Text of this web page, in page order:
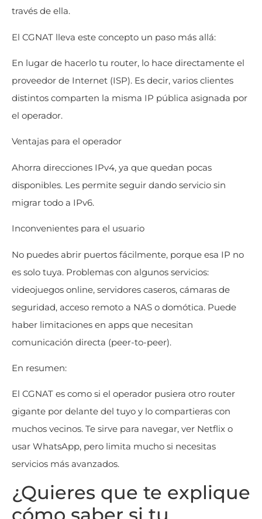
través de ella.
El CGNAT lleva este concepto un paso más allá:
En lugar de hacerlo tu router, lo hace directamente el
proveedor de Internet (ISP). Es decir, varios clientes
distintos comparten la misma IP pública asignada por
el operador.
Ventajas para el operador
Ahorra direcciones IPv4, ya que quedan pocas
disponibles. Les permite seguir dando servicio sin
migrar todo a IPv6.
Inconvenientes para el usuario
No puedes abrir puertos fácilmente, porque esa IP no
es solo tuya. Problemas con algunos servicios:
videojuegos online, servidores caseros, cámaras de
seguridad, acceso remoto a NAS o domótica. Puede
haber limitaciones en apps que necesitan
comunicación directa (peer-to-peer).
En resumen:
El CGNAT es como si el operador pusiera otro router
gigante por delante del tuyo y lo compartieras con
muchos vecinos. Te sirve para navegar, ver Netflix o
usar WhatsApp, pero limita mucho si necesitas
servicios más avanzados.
¿Quieres que te explique